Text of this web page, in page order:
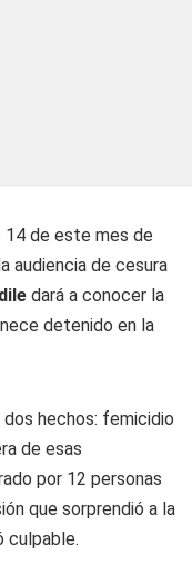
14 de este mes de
audiencia de cesura
dará a conocer la
detenido en la
hechos: femicidio
de esas
por 12 personas
que sorprendió a la
culpable.